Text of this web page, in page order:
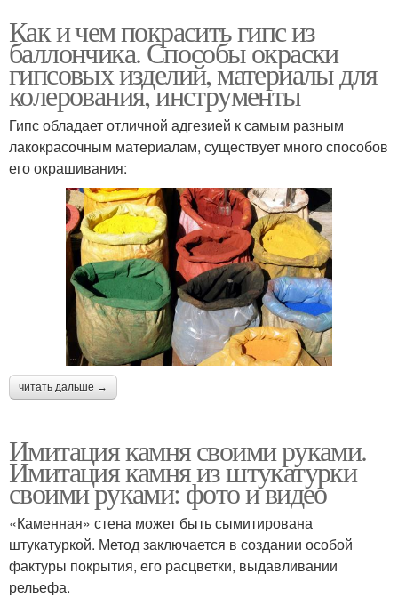
Как и чем покрасить гипс из
баллончика. Способы окраски
гипсовых изделий, материалы для
колерования, инструменты
Гипс обладает отличной адгезией к самым разным
лакокрасочным материалам, существует много способов
его окрашивания:
читать дальше →
Имитация камня своими руками.
Имитация камня из штукатурки
своими руками: фото и видео
«Каменная» стена может быть сымитирована
штукатуркой. Метод заключается в создании особой
фактуры покрытия, его расцветки, выдавливании
рельефа.